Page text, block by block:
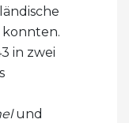
in zwei
und